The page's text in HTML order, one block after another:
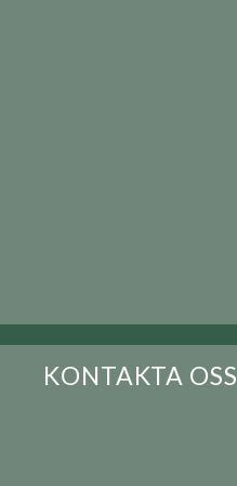
KONTAKTA OSS